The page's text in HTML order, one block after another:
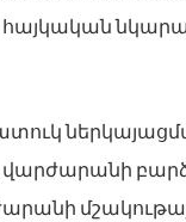
հայկական
վարժարանի